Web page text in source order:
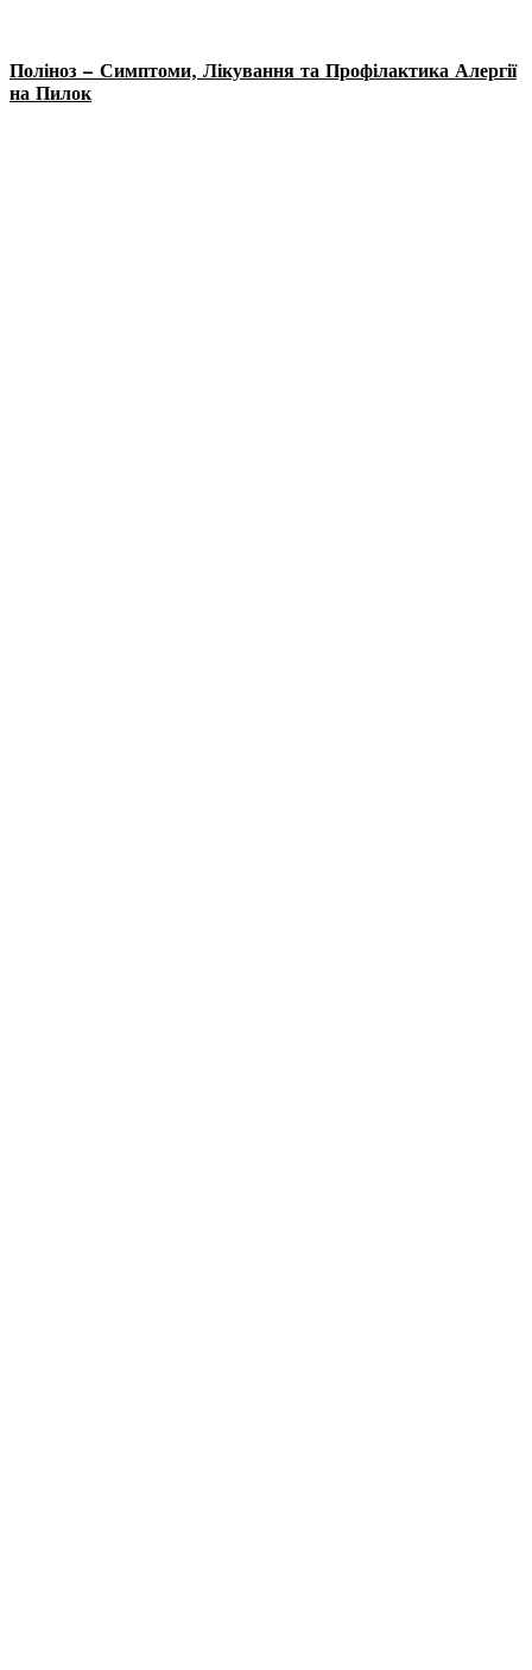
Поліноз – Симптоми, Лікування та Профілактика Алергії
на Пилок